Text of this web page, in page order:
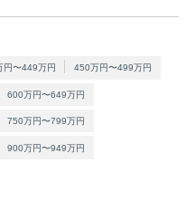
円〜449万円 450万円〜499万円
600万円〜649万円
750万円〜799万円
900万円〜949万円